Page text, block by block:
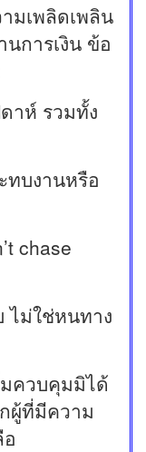
มเพลิดเพลิน
นการเงิน ข้อ
าห์ รวมทั้ง
ทบงานหรือ
chase
ไม่ใช่หนทาง
ควบคุมมิได้
ผู้ที่มีความ